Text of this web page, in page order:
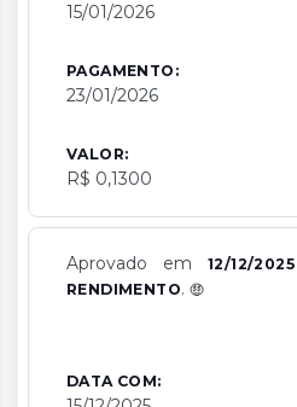
15/01/2026
PAGAMENTO:
23/01/2026
VALOR:
R$ 0,1300
Aprovado em 12/12/2025
RENDIMENTO.
DATA COM: